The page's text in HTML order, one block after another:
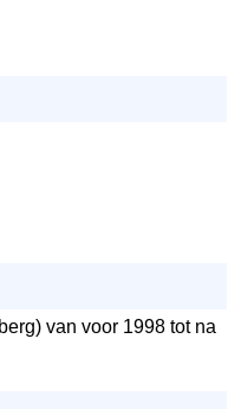
van voor 1998 tot na